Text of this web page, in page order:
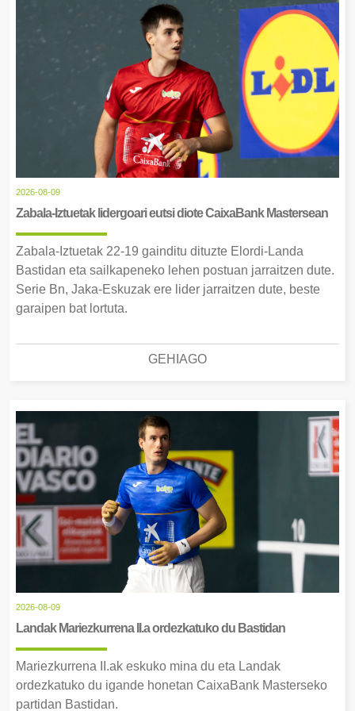
2026-08-09
Zabala-Iztuetak lidergoari eutsi diote CaixaBank Mastersean
Zabala-Iztuetak 22-19 gainditu dituzte Elordi-Landa
Bastidan eta sailkapeneko lehen postuan jarraitzen dute.
Serie Bn, Jaka-Eskuzak ere lider jarraitzen dute, beste
garaipen bat lortuta.
GEHIAGO
2026-08-09
Landak Mariezkurrena II.a ordezkatuko du Bastidan
Mariezkurrena II.ak eskuko mina du eta Landak
ordezkatuko du igande honetan CaixaBank Masterseko
partidan Bastidan.